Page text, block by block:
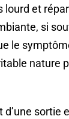
lourd et
si
le
nature
sortie